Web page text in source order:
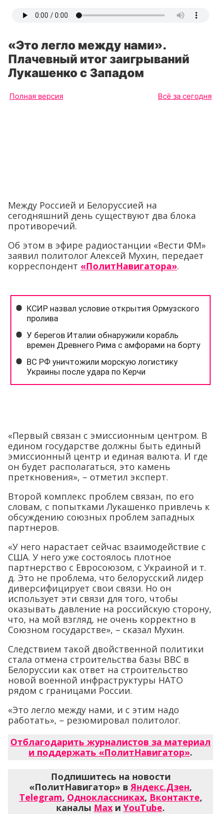
«Это легло между нами».
Плачевный итог заигрываний
Лукашенко с Западом
Полная версия Всё за сегодня
Между Россией и Белоруссией на
сегодняшний день существуют два блока
противоречий.
Об этом в эфире радиостанции «Вести ФМ»
заявил политолог Алексей Мухин, передает
корреспондент «ПолитНавигатора».
«Первый связан с эмиссионным центром. В
едином государстве должны быть единый
эмиссионный центр и единая валюта. И где
он будет располагаться, это камень
преткновения», – отметил эксперт.
Второй комплекс проблем связан, по его
словам, с попытками Лукашенко привлечь к
обсуждению союзных проблем западных
партнеров.
«У него нарастает сейчас взаимодействие с
США. У него уже состоялось плотное
партнерство с Евросоюзом, с Украиной и т.
д. Это не проблема, что белорусский лидер
диверсифицирует свои связи. Но он
использует эти связи для того, чтобы
оказывать давление на российскую сторону,
что, на мой взгляд, не очень корректно в
Союзном государстве», – сказал Мухин.
Следствием такой двойственной политики
стала отмена строительства базы ВВС в
Белоруссии как ответ на строительство
новой военной инфраструктуры НАТО
рядом с границами России.
«Это легло между нами, и с этим надо
работать», – резюмировал политолог.
Отблагодарить журналистов за материал
и поддержать «ПолитНавигатор».
Подпишитесь на новости
«ПолитНавигатор» вЯндекс.Дзен,
Telegram, Одноклассниках, Вконтакте,
каналы Max и YouTube.